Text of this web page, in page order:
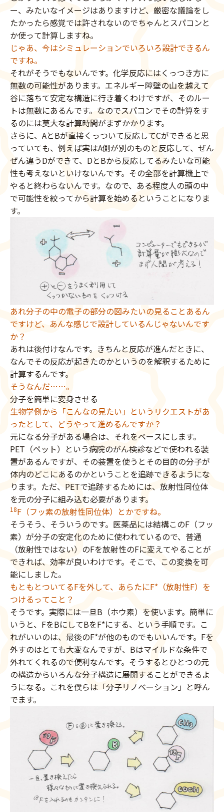
ー、みたいなイメージはありますけど、厳密な議論をし
たかったら感覚では許されないのでちゃんとスパコンと
か使って計算しますね。
じゃあ、今はシミュレーションでいろいろ設計できるん
ですね。
それがそうでもないんです。化学反応にはくっつき方に
無数の可能性があります。エネルギー障壁の山を越えて
谷に落ちて安定な構造に行き着くわけですが、そのルー
トは無数にあるんです。なのでスパコンでその計算をす
るのには莫大な計算時間がまずかかります。
さらに、AとBが直接くっついて反応してCができると思
っていても、例えば実はA側が別のものと反応して、ぜん
ぜん違うDができて、DとBから反応してるみたいな可能
性も考えないといけないんです。その全部を計算機上で
やると終わらないんです。なので、ある程度人の頭の中
で可能性を絞ってから計算を始めるということになりま
す。
あれ分子の中の電子の部分の図みたいの見ることあるん
ですけど、あんな感じで設計しているんじゃないんです
か？
あれは後付けなんです。きちんと反応が進んだときに、
なんでその反応が起きたのかというのを解釈するために
計算するんです。
そうなんだ……。
分子を簡単に変身させる
生物学側から「こんなの見たい」というリクエストがあ
ったとして、どうやって進めるんですか？
元になる分子がある場合は、それをベースにします。
PET（ペット）という病院のがん検診などで使われる装
置があるんですが、その装置を使うとその目的の分子が
体内のどこにあるのかということを追跡できるようにな
ります。ただ、PETで追跡するためには、放射性同位体
を元の分子に組み込む必要があります。
18F（フッ素の放射性同位体）とかですね。
そうそう、そういうのです。医薬品には結構このF（フッ
素）が分子の安定化のために使われているので、普通
（放射性ではない）のFを放射性のFに変えてやることが
できれば、効率が良いわけです。そこで、この変換を可
能にしました。
もともとついてるFを外して、あらたにF*（放射性F）を
つけるってこと？
そうです。実際には一旦B（ホウ素）を使います。簡単に
いうと、FをBにしてBをF*にする、という手順です。こ
れがいいのは、最後のF*が他のものでもいいんです。Fを
外すのはとても大変なんですが、Bはマイルドな条件で
外れてくれるので便利なんです。そうするとひとつの元
の構造からいろんな分子構造に展開することができるよ
うになる。これを僕らは「分子リノベーション」と呼ん
でます。